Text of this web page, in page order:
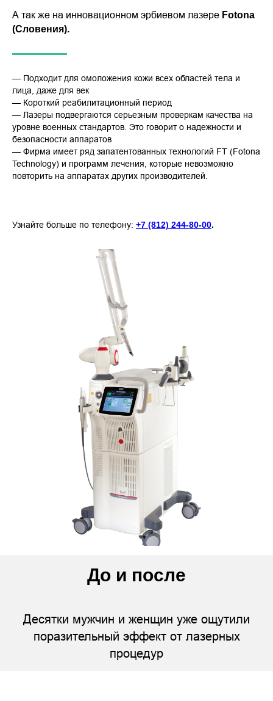
А так же на инновационном эрбиевом лазере Fotona
(Словения).
— Подходит для омоложения кожи всех областей тела и
лица, даже для век
— Короткий реабилитационный период
— Лазеры подвергаются серьезным проверкам качества на
уровне военных стандартов. Это говорит о надежности и
безопасности аппаратов
— Фирма имеет ряд запатентованных технологий FT (Fotona
Technology) и программ лечения, которые невозможно
повторить на аппаратах других производителей.
Узнайте больше по телефону: +7 (812) 244-80-00.
До и после
Десятки мужчин и женщин уже ощутили
поразительный эффект от лазерных
процедур